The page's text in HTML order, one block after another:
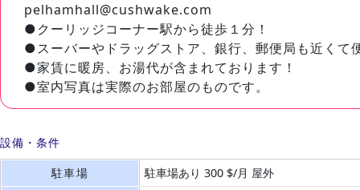
pelhamhall@cushwake.com
●クーリッジコーナー駅から徒歩１分！
●スーバーやドラッグストア、銀行、郵便局も近くて
●家賃に暖房、お湯代が含まれております！
●室内写真は実際のお部屋のものです。
設備・条件
駐車場
駐車場あり 300 $/月 屋外